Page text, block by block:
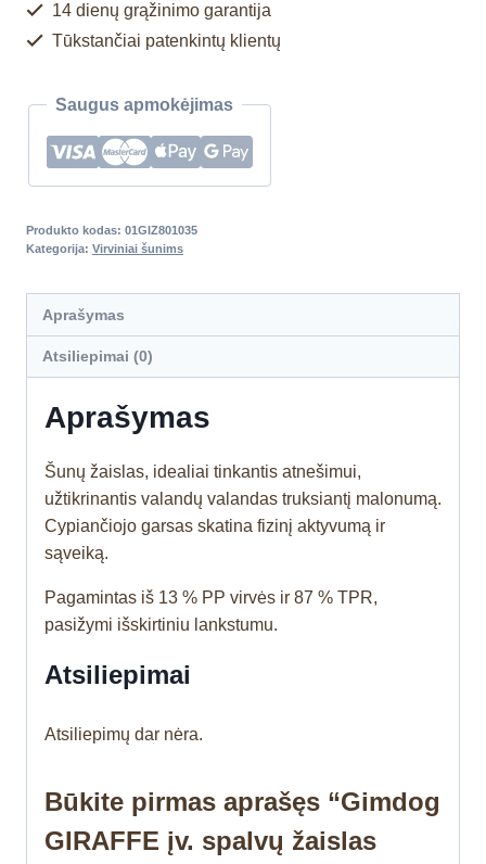
14 dienų grąžinimo garantija
Tūkstančiai patenkintų klientų
Saugus apmokėjimas
Produkto kodas: 01GIZ801035
Kategorija: Virviniai šunims
Aprašymas
Atsiliepimai (0)
Aprašymas
Šunų žaislas, idealiai tinkantis atnešimui,
užtikrinantis valandų valandas truksiantį malonumą.
Cypiančiojo garsas skatina fizinį aktyvumą ir
sąveiką.
Pagamintas iš 13 % PP virvės ir 87 % TPR,
pasižymi išskirtiniu lankstumu.
Atsiliepimai
Atsiliepimų dar nėra.
Būkite pirmas aprašęs “Gimdog
GIRAFFE įv. spalvų žaislas